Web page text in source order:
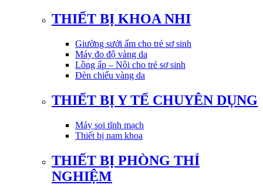
THIẾT BỊ KHOA NHI
Giường sưởi ấm cho trẻ sơ sinh
Máy đo độ vàng da
Lồng ấp – Nôi cho trẻ sơ sinh
Đèn chiếu vàng da
THIẾT BỊ Y TẾ CHUYÊN DỤNG
Máy soi tĩnh mạch
Thiết bị nam khoa
THIẾT BỊ PHÒNG THÍ
NGHIỆM